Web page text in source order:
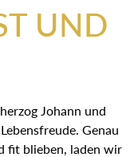
UND
Johann und
Genau
fit blieben, laden